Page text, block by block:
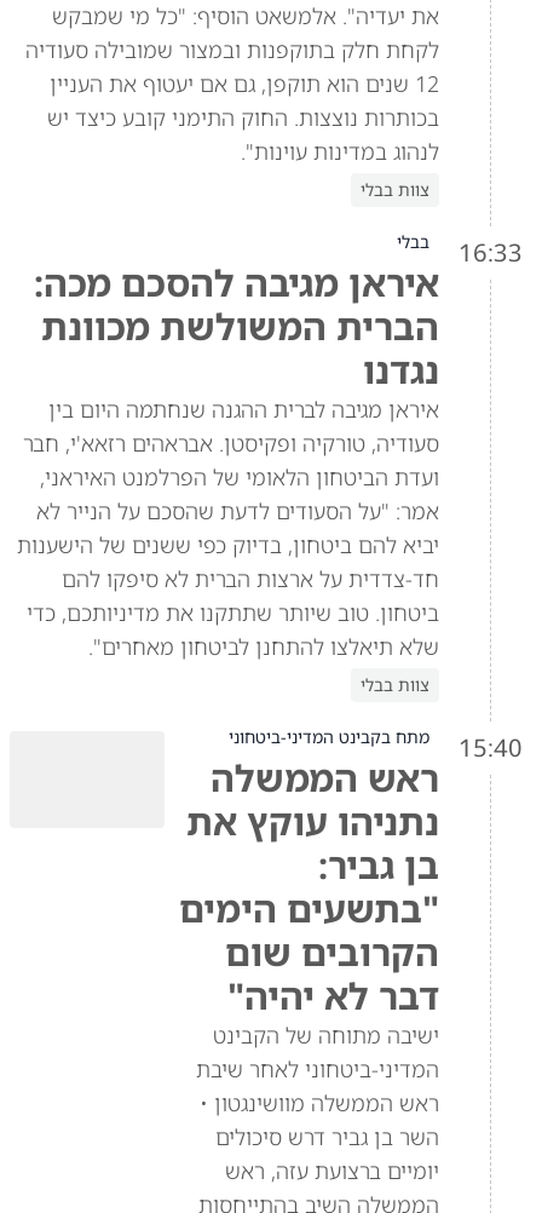
את יעדיה". אלמשאט הוסיף: "כל מי שמבקש
לקחת חלק בתוקפנות ובמצור שמובילה סעודיה
12 שנים הוא תוקפן, גם אם יעטוף את העניין
בכותרות נוצצות. החוק התימני קובע כיצד יש
לנהוג במדינות עוינות".
צוות בבלי
16:33 בבלי
איראן מגיבה להסכם מכה:
הברית המשולשת מכוונת
נגדנו
איראן מגיבה לברית ההגנה שנחתמה היום בין
סעודיה, טורקיה ופקיסטן. אבראהים רזאא'י, חבר
ועדת הביטחון הלאומי של הפרלמנט האיראני,
אמר: "על הסעודים לדעת שהסכם על הנייר לא
יביא להם ביטחון, בדיוק כפי ששנים של הישענות
חד-צדדית על ארצות הברית לא סיפקו להם
ביטחון. טוב שיותר שתתקנו את מדיניותכם, כדי
שלא תיאלצו להתחנן לביטחון מאחרים".
צוות בבלי
15:40 מתח בקבינט המדיני-ביטחוני
ראש הממשלה
נתניהו עוקץ את
בן גביר:
"בתשעים הימים
הקרובים שום
דבר לא יהיה"
ישיבה מתוחה של הקבינט
המדיני-ביטחוני לאחר שיבת
ראש הממשלה מוושינגטון •
השר בן גביר דרש סיכולים
יומיים ברצועת עזה, ראש
הממשלה השיב בהתייחסות